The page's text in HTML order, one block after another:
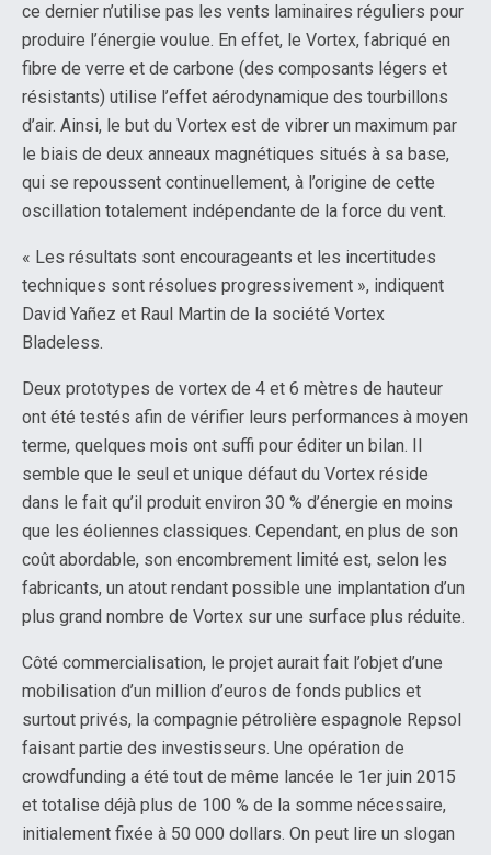
ce dernier n’utilise pas les vents laminaires réguliers pour
produire l’énergie voulue. En effet, le Vortex, fabriqué en
fibre de verre et de carbone (des composants légers et
résistants) utilise l’effet aérodynamique des tourbillons
d’air. Ainsi, le but du Vortex est de vibrer un maximum par
le biais de deux anneaux magnétiques situés à sa base,
qui se repoussent continuellement, à l’origine de cette
oscillation totalement indépendante de la force du vent.
« Les résultats sont encourageants et les incertitudes
techniques sont résolues progressivement », indiquent
David Yañez et Raul Martin de la société Vortex
Bladeless.
Deux prototypes de vortex de 4 et 6 mètres de hauteur
ont été testés afin de vérifier leurs performances à moyen
terme, quelques mois ont suffi pour éditer un bilan. Il
semble que le seul et unique défaut du Vortex réside
dans le fait qu’il produit environ 30 % d’énergie en moins
que les éoliennes classiques. Cependant, en plus de son
coût abordable, son encombrement limité est, selon les
fabricants, un atout rendant possible une implantation d’un
plus grand nombre de Vortex sur une surface plus réduite.
Côté commercialisation, le projet aurait fait l’objet d’une
mobilisation d’un million d’euros de fonds publics et
surtout privés, la compagnie pétrolière espagnole Repsol
faisant partie des investisseurs. Une opération de
crowdfunding a été tout de même lancée le 1er juin 2015
et totalise déjà plus de 100 % de la somme nécessaire,
initialement fixée à 50 000 dollars. On peut lire un slogan